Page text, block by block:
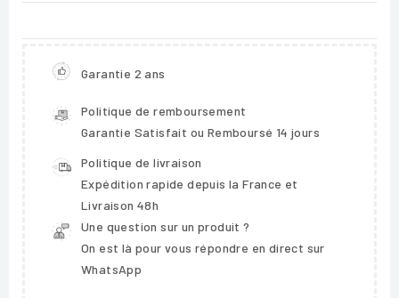
Garantie 2 ans
Politique de remboursement
Garantie Satisfait ou Remboursé 14 jours
Politique de livraison
Expédition rapide depuis la France et
Livraison 48h
Une question sur un produit ?
On est là pour vous répondre en direct sur
WhatsApp